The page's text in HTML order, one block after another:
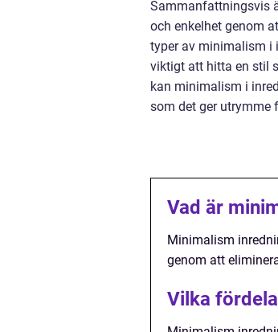
Sammanfattningsvis
och enkelhet genom
typer av minimalism i
viktigt att hitta en stil
kan minimalism i
som det ger utrymme
Vad är
Minimalism
genom att
Vilka